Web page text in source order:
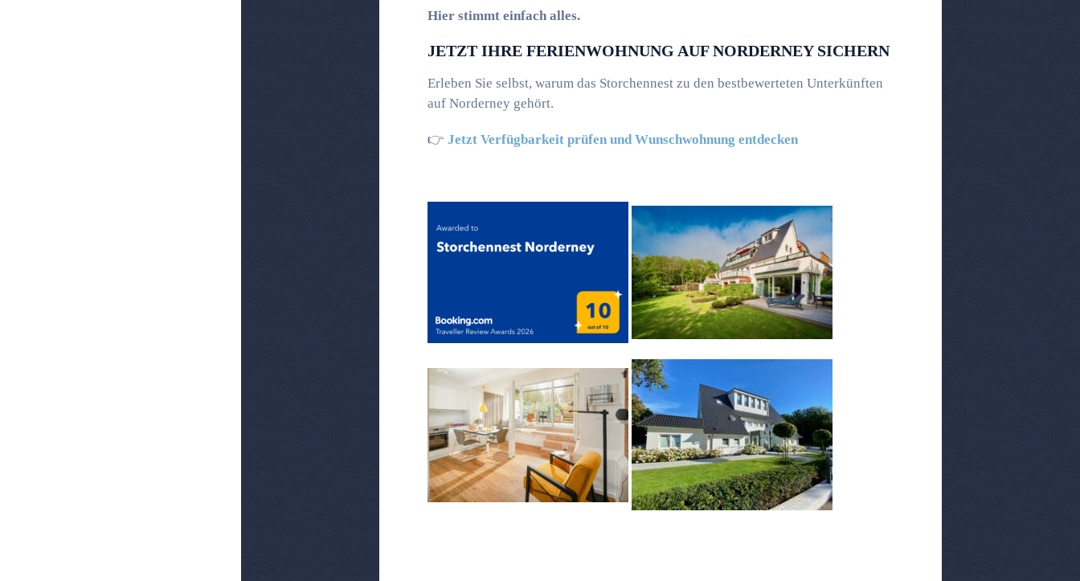
Hier stimmt einfach alles.
JETZT IHRE FERIENWOHNUNG AUF NORDERNEY SICHERN
Erleben Sie selbst, warum das Storchennest zu den bestbewerteten Unterkünften
auf Norderney gehört.
👉 Jetzt Verfügbarkeit prüfen und Wunschwohnung entdecken